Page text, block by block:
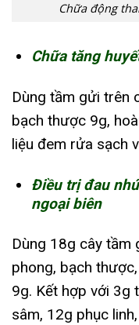
Chữa động
Chữa tăng
Dùng tầm gửi trên
bạch thược 9g,
liệu đem rửa sạch
Điều trị đau
ngoại biên
Dùng 18g cây tầm
phong, bạch
9g. Kết hợp với 3g
sâm, 12g phục